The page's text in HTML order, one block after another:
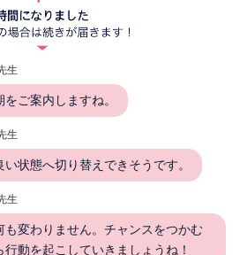
生
ご案内しますね。
生
状態へ切り替えできそうです。
生
も変わりません。チャンスをつかむ
行動を起こしていきましょうね！